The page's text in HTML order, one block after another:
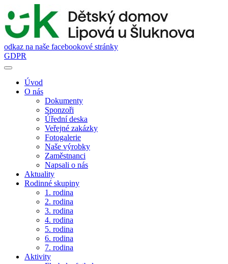
odkaz na naše facebookové stránky
GDPR
Úvod
O nás
Dokumenty
Sponzoři
Úřední deska
Veřejné zakázky
Fotogalerie
Naše výrobky
Zaměstnanci
Napsali o nás
Aktuality
Rodinné skupiny
1. rodina
2. rodina
3. rodina
4. rodina
5. rodina
6. rodina
7. rodina
Aktivity